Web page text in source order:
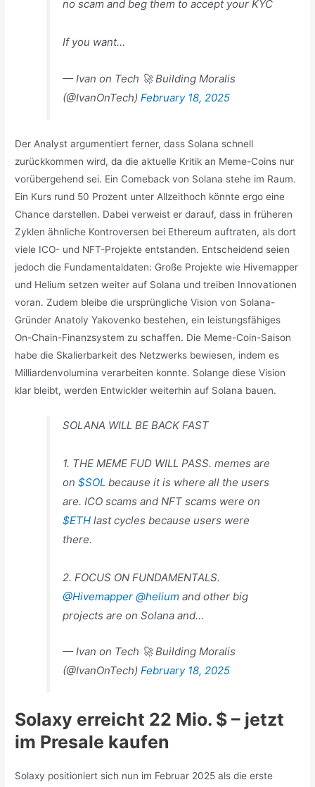
no scam and beg them to accept your KYC
If you want…
— Ivan on Tech 🚀 Building Moralis
(@IvanOnTech)February 18, 2025
Der Analyst argumentiert ferner, dass Solana schnell
zurückkommen wird, da die aktuelle Kritik an Meme-Coins nur
vorübergehend sei. Ein Comeback von Solana stehe im Raum.
Ein Kurs rund 50 Prozent unter Allzeithoch könnte ergo eine
Chance darstellen. Dabei verweist er darauf, dass in früheren
Zyklen ähnliche Kontroversen bei Ethereum auftraten, als dort
viele ICO- und NFT-Projekte entstanden. Entscheidend seien
jedoch die Fundamentaldaten: Große Projekte wie Hivemapper
und Helium setzen weiter auf Solana und treiben Innovationen
voran. Zudem bleibe die ursprüngliche Vision von Solana-
Gründer Anatoly Yakovenko bestehen, ein leistungsfähiges
On-Chain-Finanzsystem zu schaffen. Die Meme-Coin-Saison
habe die Skalierbarkeit des Netzwerks bewiesen, indem es
Milliardenvolumina verarbeiten konnte. Solange diese Vision
klar bleibt, werden Entwickler weiterhin auf Solana bauen.
SOLANA WILL BE BACK FAST
1. THE MEME FUD WILL PASS. memes are
on$SOL because it is where all the users
are. ICO scams and NFT scams were on
$ETH last cycles because users were
there.
2. FOCUS ON FUNDAMENTALS.
@Hivemapper @helium and other big
projects are on Solana and…
— Ivan on Tech 🚀 Building Moralis
(@IvanOnTech)February 18, 2025
Solaxy erreicht 22 Mio. $ – jetzt
im Presale kaufen
Solaxy positioniert sich nun im Februar 2025 als die erste